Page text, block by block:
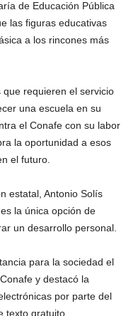
de Educación Pública
las figuras educativas
a los rincones más
requieren el servicio
una escuela en su
el Conafe con su labor
la oportunidad a esos
el futuro.
estatal, Antonio Solís
la única opción de
un desarrollo personal.
para la sociedad el
y destacó la
por parte del
texto gratuito.